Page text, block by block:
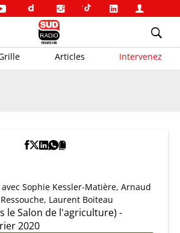
Articles Intervenez
avec Sophie Kessler-Matière, Arnaud
Laurent Boiteau
le Salon de l'agriculture) -
2020